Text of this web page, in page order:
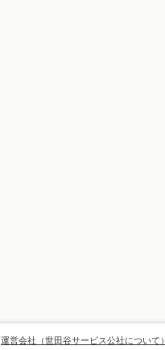
運営会社（世田谷サービス公社について）